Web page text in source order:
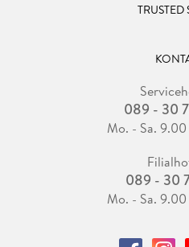
TRUSTED
089 - 30
Mo. - Sa.
089 - 30
Mo. - Sa.